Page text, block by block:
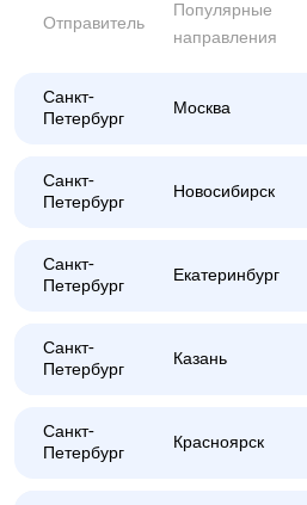
Отправитель
Популярные
направления
Санкт-
Петербург
Москва
Санкт-
Петербург
Новосибирск
Санкт-
Петербург
Екатеринбург
Санкт-
Петербург
Казань
Санкт-
Петербург
Красноярск